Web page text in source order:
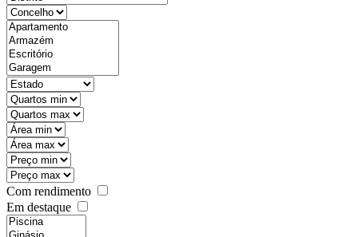
Com rendimento
Em destaque